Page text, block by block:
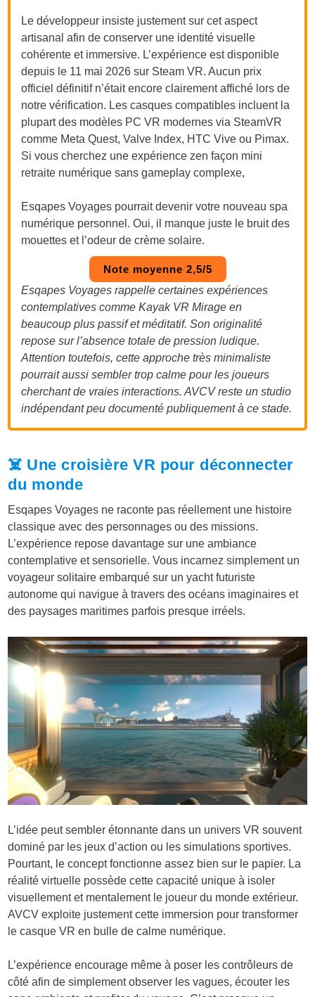
Le développeur insiste justement sur cet aspect
artisanal afin de conserver une identité visuelle
cohérente et immersive. L’expérience est disponible
depuis le 11 mai 2026 sur Steam VR. Aucun prix
officiel définitif n’était encore clairement affiché lors de
notre vérification. Les casques compatibles incluent la
plupart des modèles PC VR modernes via SteamVR
comme Meta Quest, Valve Index, HTC Vive ou Pimax.
Si vous cherchez une expérience zen façon mini
retraite numérique sans gameplay complexe,
Esqapes Voyages pourrait devenir votre nouveau spa
numérique personnel. Oui, il manque juste le bruit des
mouettes et l’odeur de crème solaire.
Note moyenne 2,5/5
Esqapes Voyages rappelle certaines expériences
contemplatives comme Kayak VR Mirage en
beaucoup plus passif et méditatif. Son originalité
repose sur l’absence totale de pression ludique.
Attention toutefois, cette approche très minimaliste
pourrait aussi sembler trop calme pour les joueurs
cherchant de vraies interactions. AVCV reste un studio
indépendant peu documenté publiquement à ce stade.
☠️ Une croisière VR pour déconnecter
du monde
Esqapes Voyages ne raconte pas réellement une histoire
classique avec des personnages ou des missions.
L’expérience repose davantage sur une ambiance
contemplative et sensorielle. Vous incarnez simplement un
voyageur solitaire embarqué sur un yacht futuriste
autonome qui navigue à travers des océans imaginaires et
des paysages maritimes parfois presque irréels.
L’idée peut sembler étonnante dans un univers VR souvent
dominé par les jeux d’action ou les simulations sportives.
Pourtant, le concept fonctionne assez bien sur le papier. La
réalité virtuelle possède cette capacité unique à isoler
visuellement et mentalement le joueur du monde extérieur.
AVCV exploite justement cette immersion pour transformer
le casque VR en bulle de calme numérique.
L’expérience encourage même à poser les contrôleurs de
côté afin de simplement observer les vagues, écouter les